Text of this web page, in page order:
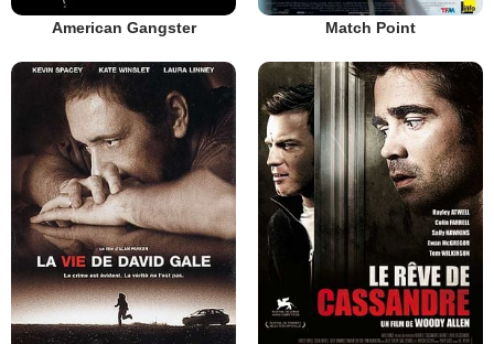
American Gangster Match Point